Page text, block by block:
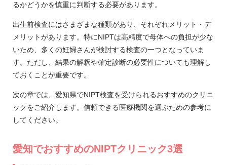
るかどうかを慎重に判断する必要があります。
出生前検査にはさまざまな種類があり、それぞれメリット・デ
メリットがあります。特にNIPTは高精度で母体への負担が少な
いため、多くの妊婦さんが検討する検査の一つとなっていま
す。ただし、結果の解釈や確定診断の必要性についても理解し
ておくことが重要です。
次の章では、愛知県でNIPT検査を受けられるおすすめのクリニ
ックをご紹介します。信頼できる医療機関を選ぶための参考に
してください。
愛知でおすすめのNIPTクリニック3選